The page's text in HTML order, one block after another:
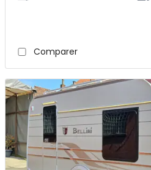
Comparer